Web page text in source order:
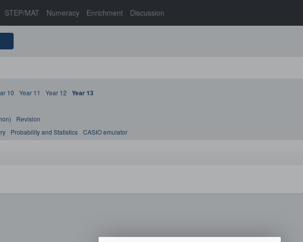
STEP/MAT Numeracy Enrichment Discussion
10 Year 11 Year 12
Year 13
Revision
Probability and Statistics CASIO emulator